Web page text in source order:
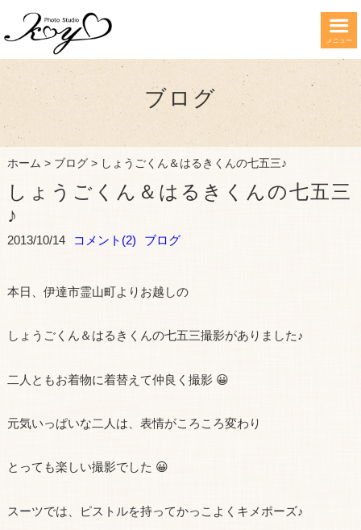
メニュー
ブログ
ホーム > ブログ> しょうごくん＆はるきくんの七五三♪
しょうごくん＆はるきくんの七五三
♪
2013/10/14 コメント(2) ブログ
本日、伊達市霊山町よりお越しの
しょうごくん＆はるきくんの七五三撮影がありました♪
二人ともお着物に着替えて仲良く撮影 😀
元気いっぱいな二人は、表情がころころ変わり
とっても楽しい撮影でした 😀
スーツでは、ピストルを持ってかっこよくキメポーズ♪